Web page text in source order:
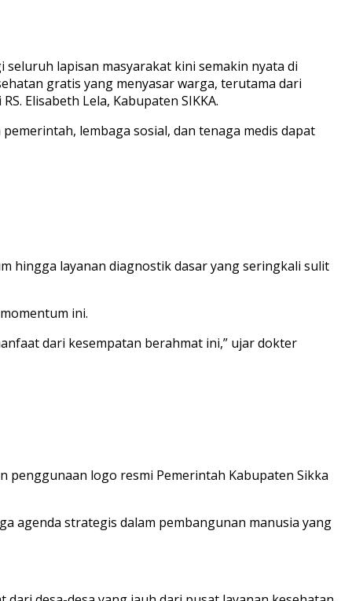
lapisan masyarakat kini semakin nyata di
gratis yang menyasar warga, terutama dari
Elisabeth Lela, Kabupaten SIKKA.
lembaga sosial, dan tenaga medis dapat
hingga layanan diagnostik dasar yang seringkali sulit
ini.
dari kesempatan berahmat ini,” ujar dokter
penggunaan logo resmi Pemerintah Kabupaten Sikka
agenda strategis dalam pembangunan manusia yang